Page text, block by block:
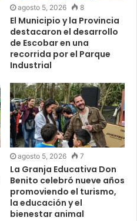
agosto 5, 2026 8
El Municipio y la Provincia
destacaron el desarrollo
de Escobar en una
recorrida por el Parque
Industrial
agosto 5, 2026 7
La Granja Educativa Don
Benito celebró nueve años
promoviendo el turismo,
la educación y el
bienestar animal